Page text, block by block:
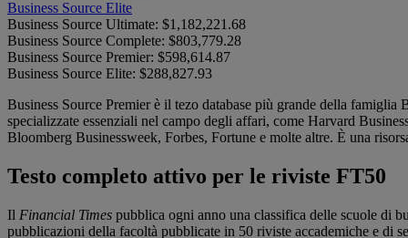
Business Source Elite
Business Source Ultimate: $1,182,221.68
Business Source Complete: $803,779.28
Business Source Premier: $598,614.87
Business Source Elite: $288,827.93
Business Source Premier è il tezo database più grande della
specializzate essenziali nel campo degli affari, come Harvard
Bloomberg Businessweek, Forbes, Fortune e molte altre. È una
Testo completo attivo per le riviste FT50
Il Financial Times pubblica ogni anno una classifica delle scuole di
pubblicazioni della facoltà pubblicate in 50 riviste accademiche e di